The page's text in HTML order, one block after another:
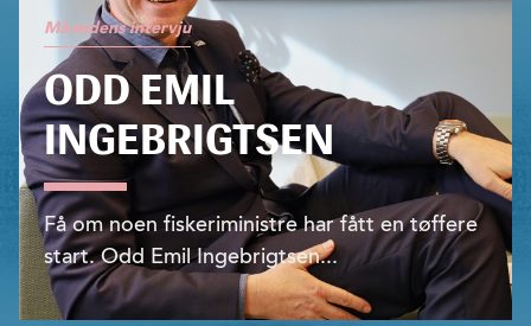
Månedens intervju
ODD EMIL
INGEBRIGTSEN
Få om noen fiskeriministre har fått en tøffere
start. Odd Emil Ingebrigtsen...